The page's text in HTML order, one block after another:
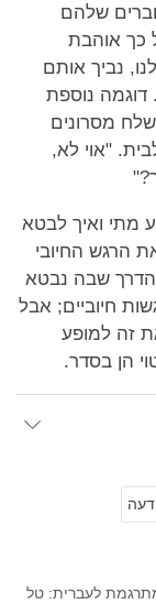
שלהם
כך אוהבת
נביך אותם
נוספת
מסרונים
"אוי לא,
מתי ואיך לבטא
הרגש החיובי
שבה נבטא
לבטא רגשות חיוביים; אבל
זה למופע
הן בסדר.
סמינר, קופנהגן, דנמרק, ספטמבר 2013 מתרגמת לעברית: טל